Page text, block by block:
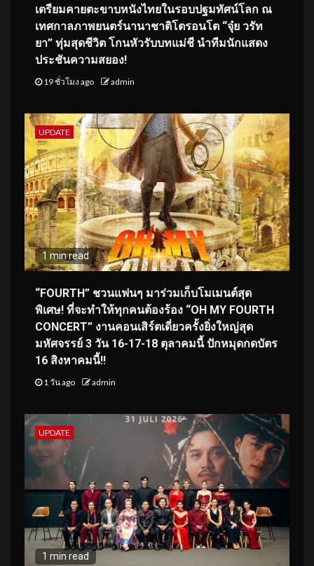
เตรียมคายตะขาบหนังไทยในรอบปฐมทัศน์โลก ณ
เทศกาลภาพยนตร์นานาชาติโตรอนโต “จุ๋ย วรัท
ยา” ทุ่มสุดชีวิต โกนหัวรับบทแม่ชี นำทีมนักแสดง
ประชันความสยอง!
19 ชั่วโมง ago admin
UPDATE
1 min read
“FOURTH” ชวนแฟนๆ มาร่วมเก็บโมเมนต์สุด
พิเศษ! ที่จะทำให้ทุกคนต้องร้อง “OH MY FOURTH
CONCERT” งานคอนเสิร์ตเดี่ยวครั้งยิ่งใหญ่สุด
มหัศจรรย์ 3 วัน 16-17-18 ตุลาคมนี้ ปักหมุดกดบัตร
16 สิงหาคมนี้!!
1 วัน ago admin
UPDATE
1 min read